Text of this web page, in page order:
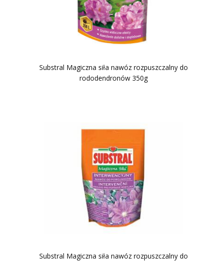
Substral Magiczna siła nawóz rozpuszczalny do
rododendronów 350g
Substral Magiczna siła nawóz rozpuszczalny do